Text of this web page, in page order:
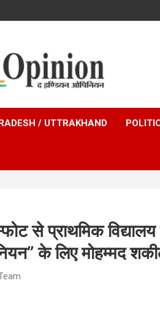
News
/ UTTRAKHAND
से प्राथमिक
के लिए मोहम्मद